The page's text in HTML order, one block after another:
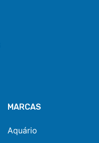
MARCAS
Aquário